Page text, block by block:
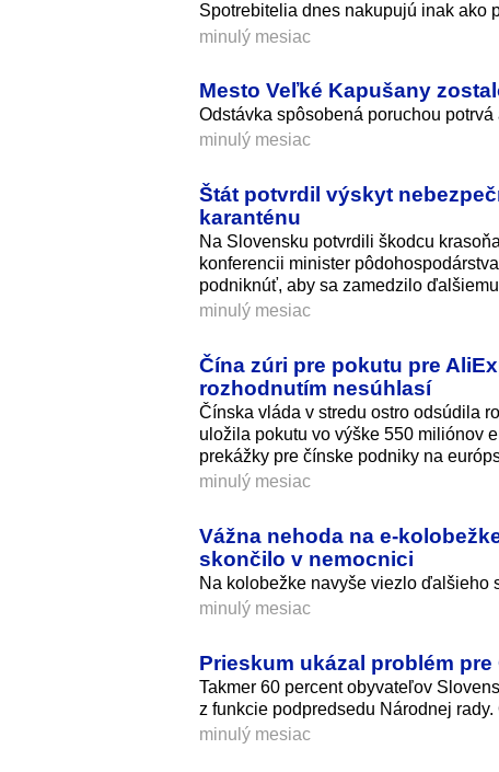
Spotrebitelia dnes nakupujú inak ako
minulý mesiac
Mesto Veľké Kapušany
Odstávka spôsobená poruchou
minulý mesiac
Štát potvrdil výskyt
karanténu
Na Slovensku potvrdili škodcu
konferencii minister
podniknúť, aby sa zamedzilo
minulý mesiac
Čína zúri pre pokutu pre
rozhodnutím nesúhlasí
Čínska vláda v stredu ostro odsúdila
uložila pokutu vo výške 550 miliónov
prekážky pre čínske podniky na
minulý mesiac
Vážna nehoda na e-
skončilo v nemocnici
Na kolobežke navyše viezlo ďalšieho
minulý mesiac
Prieskum ukázal problém
Takmer 60 percent obyvateľov
z funkcie podpredsedu Národnej
minulý mesiac